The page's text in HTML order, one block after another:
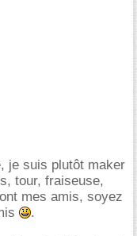
je suis plutôt maker
tour, fraiseuse,
mes amis, soyez
.